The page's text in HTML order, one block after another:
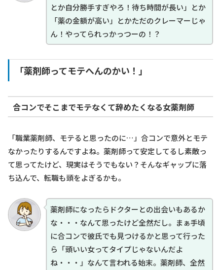
とか自分勝手すぎやろ！待ち時間が長い」とか
「薬の金額が高い」とかただのクレーマーじゃ
ん！やってられっかっつーの！？
「薬剤師ってモテへんのかい！」
合コンでそこまでモテなくて辞めたくなる女薬剤師
「職業薬剤師、モテると思ったのに…」合コンで意外とモテ
なかったりするんですよね。薬剤師って安定してるし素敵っ
て思ってたけど、現実はそうでもない？そんなギャップに落
ち込んで、転職も頭をよぎるかも。
薬剤師になったらドクターとの出会いもあるか
な・・・なんて思ったけど全然だし。まぁ手頃
に合コンで彼氏でも見つけるかと思って行った
ら「頭いい女ってタイプじゃないんだよ
ね・・・」なんて言われる始末。薬剤師、全然